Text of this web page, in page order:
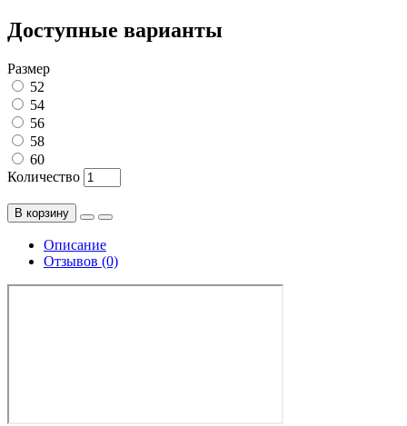
Доступные варианты
Размер
52
54
56
58
60
Количество
В корзину
Описание
Отзывов (0)